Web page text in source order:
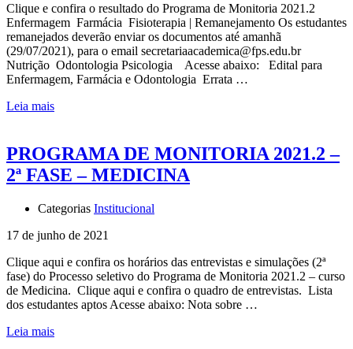
Clique e confira o resultado do Programa de Monitoria 2021.2
Enfermagem Farmácia Fisioterapia | Remanejamento Os estudantes
remanejados deverão enviar os documentos até amanhã
(29/07/2021), para o email secretariaacademica@fps.edu.br
Nutrição Odontologia Psicologia Acesse abaixo: Edital para
Enfermagem, Farmácia e Odontologia Errata …
Leia mais
PROGRAMA DE MONITORIA 2021.2 –
2ª FASE – MEDICINA
Categorias Institucional
17 de junho de 2021
Clique aqui e confira os horários das entrevistas e simulações (2ª
fase) do Processo seletivo do Programa de Monitoria 2021.2 – curso
de Medicina. Clique aqui e confira o quadro de entrevistas. Lista
dos estudantes aptos Acesse abaixo: Nota sobre …
Leia mais